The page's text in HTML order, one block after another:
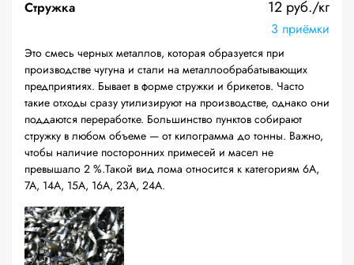
Стружка 12 руб./кг
3 приёмки
Это смесь черных металлов, которая образуется при
производстве чугуна и стали на металлообрабатывающих
предприятиях. Бывает в форме стружки и брикетов. Часто
такие отходы сразу утилизируют на производстве, однако они
поддаются переработке. Большинство пунктов собирают
стружку в любом объеме — от килограмма до тонны. Важно,
чтобы наличие посторонних примесей и масел не
превышало 2 %.Такой вид лома относится к категориям 6А,
7А, 14А, 15А, 16А, 23А, 24А.